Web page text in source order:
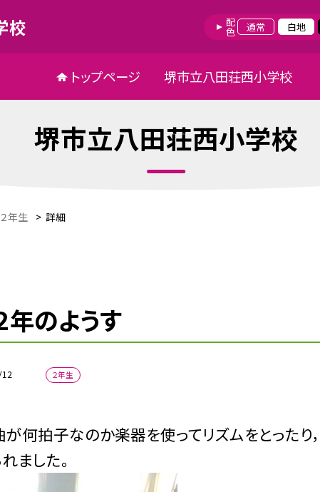
校 配色 通常 白地
トップページ 堺市立八田荘西小学校
堺市立八田荘西小学校
２年生 > 詳細
のようす
２年生
何拍子なのか楽器を使ってリズムをとったり
ました。